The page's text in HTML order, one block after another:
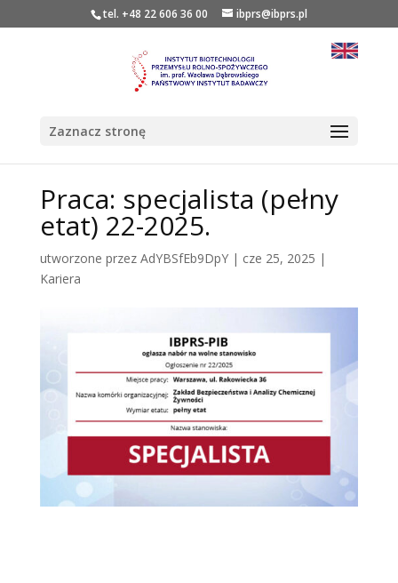
tel. +48 22 606 36 00 ibprs@ibprs.pl
Zaznacz stronę
Praca: specjalista (pełny
etat) 22-2025.
utworzone przez AdYBSfEb9DpY| cze 25, 2025 |
Kariera